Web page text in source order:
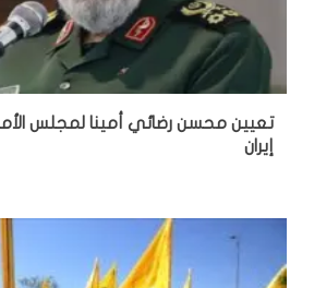
تعيين محسن رضائي أمينا لمجلس
إيران